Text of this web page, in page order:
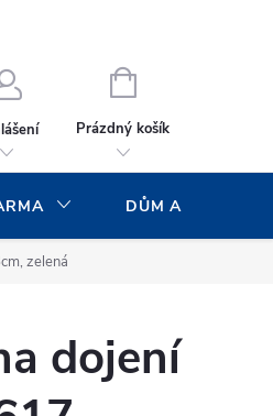
NÁKUPNÍ
Prázdný košík
DŮM A ZAHRADA
zelená
dojení